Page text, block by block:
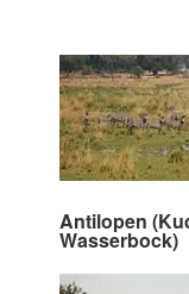
Antilopen
Wasserbock)